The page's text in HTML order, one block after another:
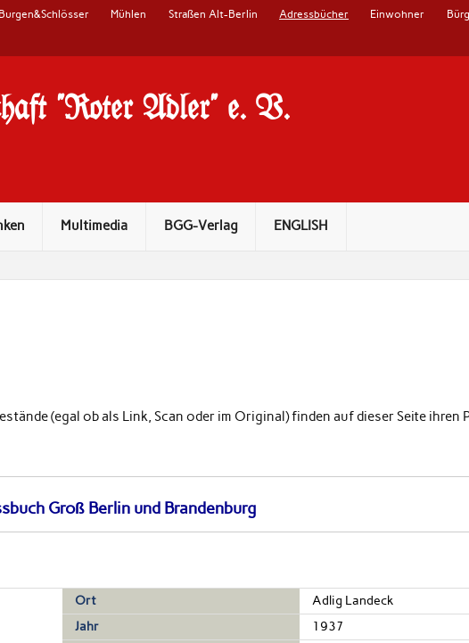
Burgen&Schlösser Mühlen Straßen Alt-Berlin Adressbücher Einwohner
"Roter Adler" e. V.
Multimedia BGG-Verlag ENGLISH
(egal ob als Link, Scan oder im Original) finden auf dieser Seite ihren
Groß Berlin und Brandenburg
Ort
Adlig Landeck
Jahr
1937